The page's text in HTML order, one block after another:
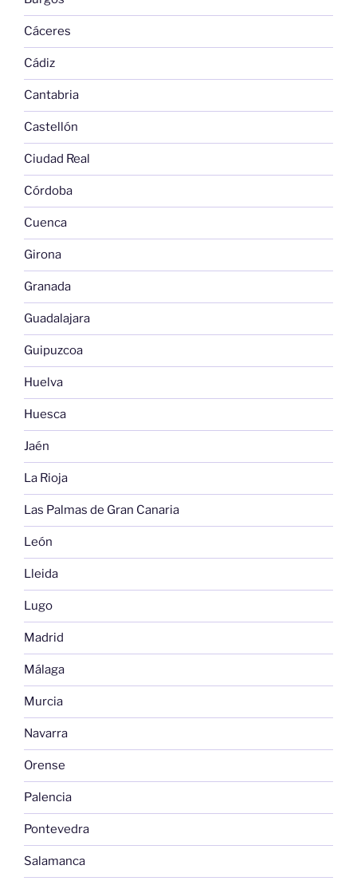
Cáceres
Cádiz
Cantabria
Castellón
Ciudad Real
Córdoba
Cuenca
Girona
Granada
Guadalajara
Guipuzcoa
Huelva
Huesca
Jaén
La Rioja
Las Palmas de Gran Canaria
León
Lleida
Lugo
Madrid
Málaga
Murcia
Navarra
Orense
Palencia
Pontevedra
Salamanca